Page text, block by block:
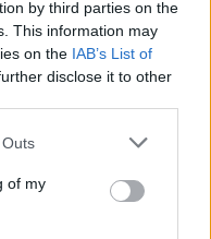
by third parties on the
This information may
on the IAB’s List of
disclose it to other
one or more Google
You may click to
its third-party tags to
in below Google
of my